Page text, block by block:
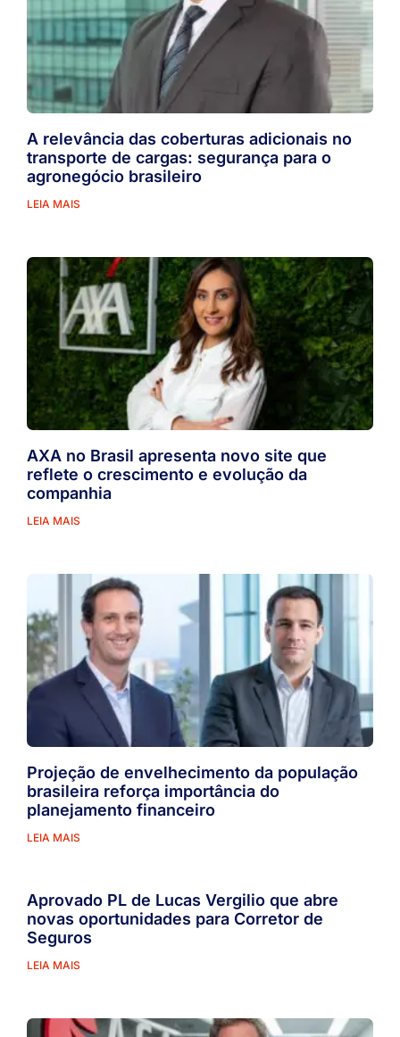
A relevância das coberturas adicionais no
transporte de cargas: segurança para o
agronegócio brasileiro
LEIA MAIS
AXA no Brasil apresenta novo site que
reflete o crescimento e evolução da
companhia
LEIA MAIS
Projeção de envelhecimento da população
brasileira reforça importância do
planejamento financeiro
LEIA MAIS
Aprovado PL de Lucas Vergilio que abre
novas oportunidades para Corretor de
Seguros
LEIA MAIS